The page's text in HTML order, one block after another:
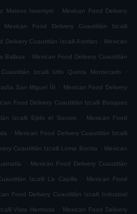
Mateos Issemym . Mexican Food Delivery
Mexican Food Delivery Cuautitlán Izcalli
Delivery Cuautitlán Izcalli Axotlan . Mexican
Balboa . Mexican Food Delivery Cuautitlán
Izcalli Urbi Quinta Montecarlo .
San Miguel ÌII . Mexican Food Delivery
Food Delivery Cuautitlán Izcalli Bosques
Izcalli Ejido el Socoro . Mexican Food
. Mexican Food Delivery Cuautitlán Izcalli
Cuautitlán Izcalli Loma Bonita . Mexican
. Mexican Food Delivery Cuautitlán
Izcalli La Capilla . Mexican Food
Food Delivery Cuautitlán Izcalli Industrial
Vista Hermosa . Mexican Food Delivery